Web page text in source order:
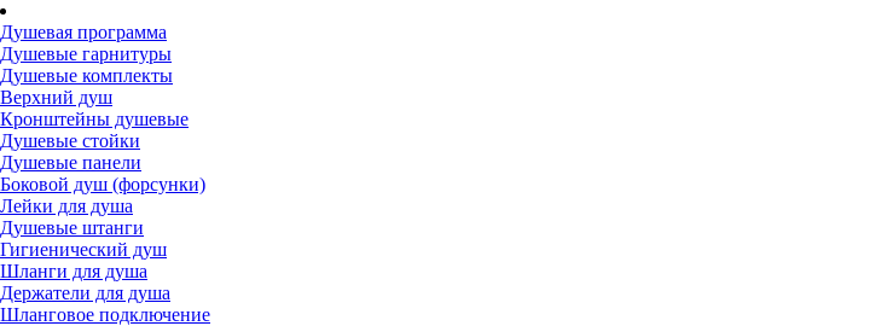
Душевая программа
Душевые гарнитуры
Душевые комплекты
Верхний душ
Кронштейны душевые
Душевые стойки
Душевые панели
Боковой душ (форсунки)
Лейки для душа
Душевые штанги
Гигиенический душ
Шланги для душа
Держатели для душа
Шланговое подключение